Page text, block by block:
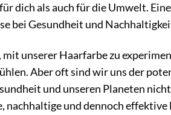
dich als auch für die Umwelt.
bei Gesundheit und
mit unserer Haarfarbe zu
Aber oft sind wir uns der
und unseren Planeten
nachhaltige und dennoch